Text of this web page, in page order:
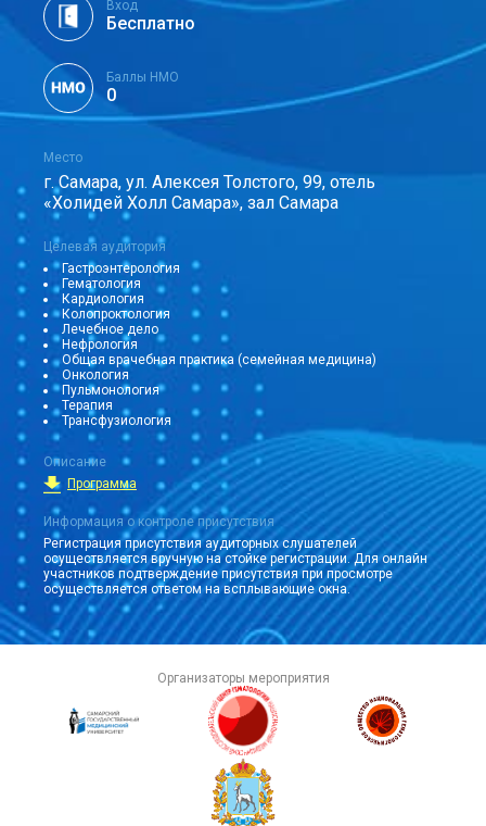
Вход
Бесплатно
Баллы НМО
0
Место
г. Самара, ул. Алексея Толстого, 99, отель
«Холидей Холл Самара», зал Самара
Целевая аудитория
Гастроэнтерология
Гематология
Кардиология
Колопроктология
Лечебное дело
Нефрология
Общая врачебная практика (семейная медицина)
Онкология
Пульмонология
Терапия
Трансфузиология
Описание
Программа
Информация о контроле присутствия
Регистрация присутствия аудиторных слушателей
осуществляется вручную на стойке регистрации. Для онлайн
участников подтверждение присутствия при просмотре
осуществляется ответом на всплывающие окна.
Организаторы мероприятия